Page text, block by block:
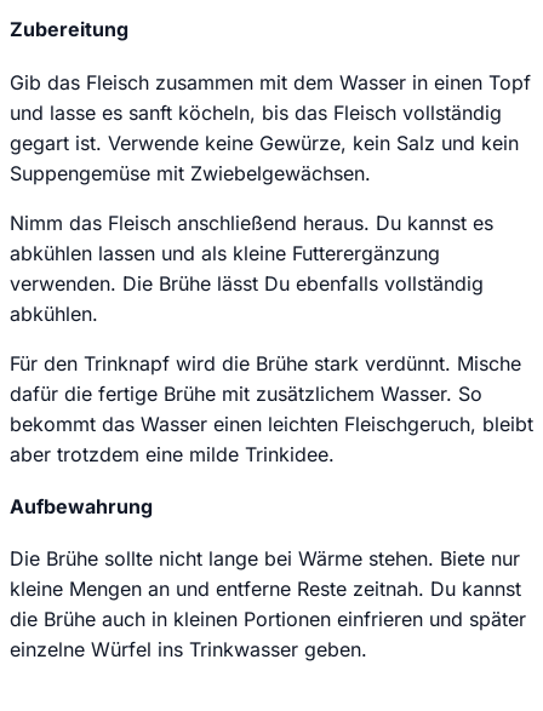
Zubereitung
Gib das Fleisch zusammen mit dem Wasser in einen Topf
und lasse es sanft köcheln, bis das Fleisch vollständig
gegart ist. Verwende keine Gewürze, kein Salz und kein
Suppengemüse mit Zwiebelgewächsen.
Nimm das Fleisch anschließend heraus. Du kannst es
abkühlen lassen und als kleine Futterergänzung
verwenden. Die Brühe lässt Du ebenfalls vollständig
abkühlen.
Für den Trinknapf wird die Brühe stark verdünnt. Mische
dafür die fertige Brühe mit zusätzlichem Wasser. So
bekommt das Wasser einen leichten Fleischgeruch, bleibt
aber trotzdem eine milde Trinkidee.
Aufbewahrung
Die Brühe sollte nicht lange bei Wärme stehen. Biete nur
kleine Mengen an und entferne Reste zeitnah. Du kannst
die Brühe auch in kleinen Portionen einfrieren und später
einzelne Würfel ins Trinkwasser geben.